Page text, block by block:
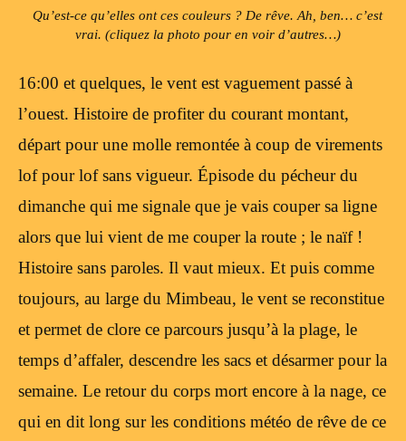
Qu’est-ce qu’elles ont ces couleurs ? De rêve. Ah, ben… c’est
vrai. (cliquez la photo pour en voir d’autres…)
16:00 et quelques, le vent est vaguement passé à
l’ouest. Histoire de profiter du courant montant,
départ pour une molle remontée à coup de virements
lof pour lof sans vigueur. Épisode du pécheur du
dimanche qui me signale que je vais couper sa ligne
alors que lui vient de me couper la route ; le naïf !
Histoire sans paroles. Il vaut mieux. Et puis comme
toujours, au large du Mimbeau, le vent se reconstitue
et permet de clore ce parcours jusqu’à la plage, le
temps d’affaler, descendre les sacs et désarmer pour la
semaine. Le retour du corps mort encore à la nage, ce
qui en dit long sur les conditions météo de rêve de ce